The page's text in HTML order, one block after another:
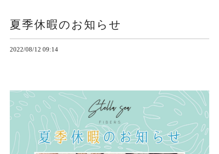
夏季休暇のお知らせ
2022/08/12 09:14